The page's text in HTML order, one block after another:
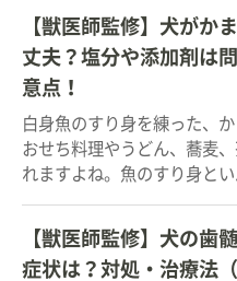
【獣医師監修】犬がか
丈夫？塩分や添加剤は
意点！
白身魚のすり身を練った、
おせち料理やうどん、蕎麦
れますよね。魚のすり身とい
【獣医師監修】犬の歯
症状は？対処・治療法